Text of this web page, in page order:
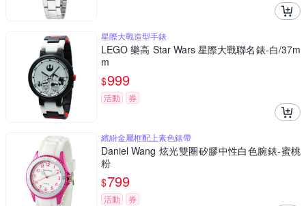
星際大戰造型手錶
LEGO 樂高 Star Wars 星際大戰聯名錶-白/37m
m
$999
活動 券
繽紛金屬框配上素色錶帶
Daniel Wang 炫光雙圈矽膠中性白色腕錶-蜜桃
粉
$799
活動 券